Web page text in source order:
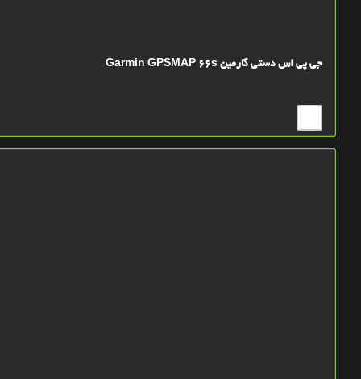
جی پی اس دستی گارمین Garmin GPSMAP 66s